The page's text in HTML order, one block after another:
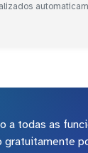
a todas as
gratuitamente